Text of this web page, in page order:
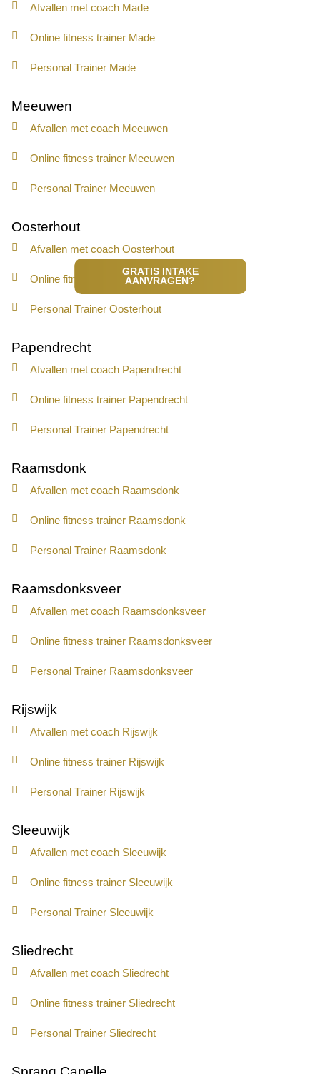
Afvallen met coach Made
Online fitness trainer Made
Personal Trainer Made
Meeuwen
Afvallen met coach Meeuwen
Online fitness trainer Meeuwen
Personal Trainer Meeuwen
Oosterhout
Afvallen met coach Oosterhout
Online fitness trainer Oosterhout
Personal Trainer Oosterhout
Papendrecht
Afvallen met coach Papendrecht
Online fitness trainer Papendrecht
Personal Trainer Papendrecht
Raamsdonk
Afvallen met coach Raamsdonk
Online fitness trainer Raamsdonk
Personal Trainer Raamsdonk
Raamsdonksveer
Afvallen met coach Raamsdonksveer
Online fitness trainer Raamsdonksveer
Personal Trainer Raamsdonksveer
Rijswijk
Afvallen met coach Rijswijk
Online fitness trainer Rijswijk
Personal Trainer Rijswijk
Sleeuwijk
Afvallen met coach Sleeuwijk
Online fitness trainer Sleeuwijk
Personal Trainer Sleeuwijk
Sliedrecht
Afvallen met coach Sliedrecht
Online fitness trainer Sliedrecht
Personal Trainer Sliedrecht
GRATIS INTAKE
AANVRAGEN?